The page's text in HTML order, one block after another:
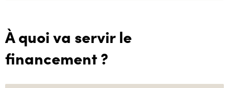
À quoi va servir le
financement ?